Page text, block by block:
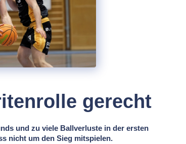
gerecht
und zu viele Ballverluste in der ersten
nicht um den Sieg mitspielen.